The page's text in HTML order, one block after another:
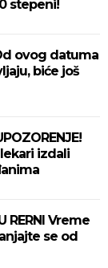
stepeni!
ovog datuma
biće još
izdali
RERNI Vreme
se od